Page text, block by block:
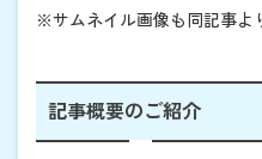
※サムネイル画像も同記事よ
記事概要のご紹介